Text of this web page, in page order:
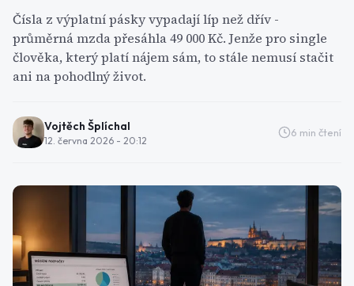
NOVÉ
Čísla z výplatní pásky vypadají líp než dřív -
průměrná mzda přesáhla 49 000 Kč. Jenže pro single
člověka, který platí nájem sám, to stále nemusí stačit
ani na pohodlný život.
Vojtěch Šplíchal
12. června 2026 - 20:12
6 min čtení